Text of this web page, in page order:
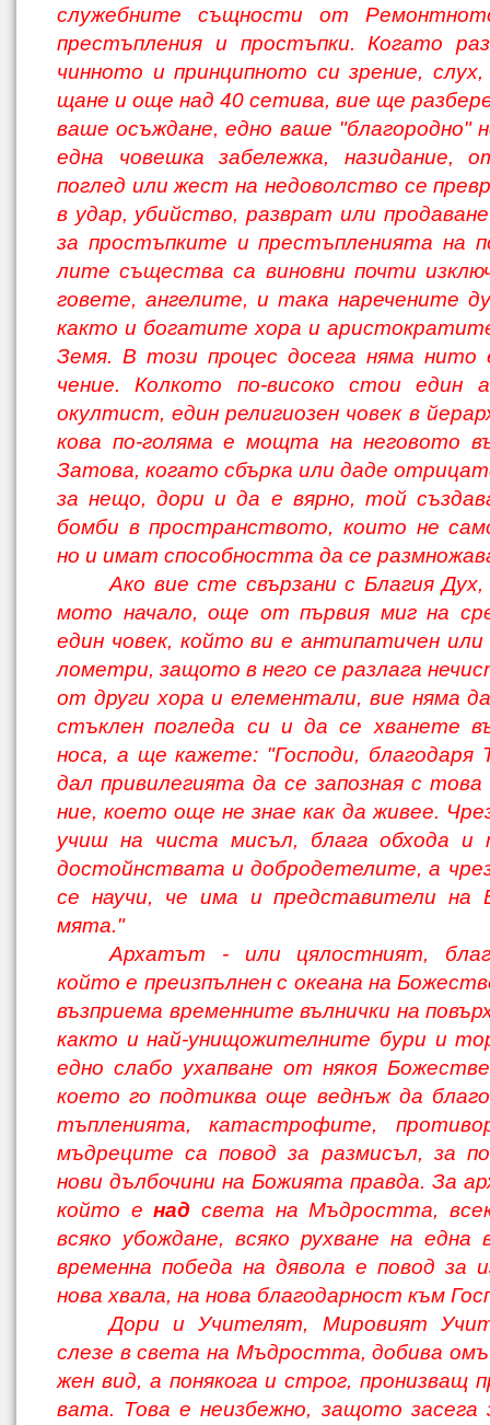
служебните същности от
престъпления и простъпки. Когато
чинното и принципното си зрение,
щане и още над 40 сетива, вие ще
ваше осъждане, едно ваше "благородно"
една човешка забележка, назидание,
поглед или жест на недоволство се
в удар, убийство, разврат или
за простъпките и престъпленията на
лите същества са виновни почти
говете, ангелите, и така наречените
както и богатите хора и
Земя. В този процес досега няма нито
чение. Колкото по-високо стои един
окултист, един религиозен човек в
кова по-голяма е мощта на неговото
Затова, когато сбърка или даде
за нещо, дори и да е вярно, той
бомби в пространството, които не
но и имат способността да се
Ако вие сте свързани с Благия
мото начало, още от първия миг на
един човек, който ви е антипатичен
лометри, защото в него се разлага
от други хора и елементали, вие няма
стъклен погледа си и да се хванете
носа, а ще кажете: "Господи, благодаря
дал привилегията да се запозная с
ние, което още не знае как да живее.
учиш на чиста мисъл, блага обхода и
достойнствата и добродетелите, а
се научи, че има и представители на
мята."
Архатът - или цялостният,
който е преизпълнен с океана на
възприема временните вълнички на
както и най-унищожителните бури и
едно слабо ухапване от някоя
което го подтиква още веднъж да
тъпленията, катастрофите,
мъдреците са повод за размисъл, за
нови дълбочини на Божията правда. За
който енад света на Мъдростта,
всяко убождане, всяко рухване на една
временна победа на дявола е повод за
нова хвала, на нова благодарност към
Дори и Учителят, Мировият
слезе в света на Мъдростта, добива
жен вид, а понякога и строг, пронизващ
вата. Това е неизбежно, защото засега